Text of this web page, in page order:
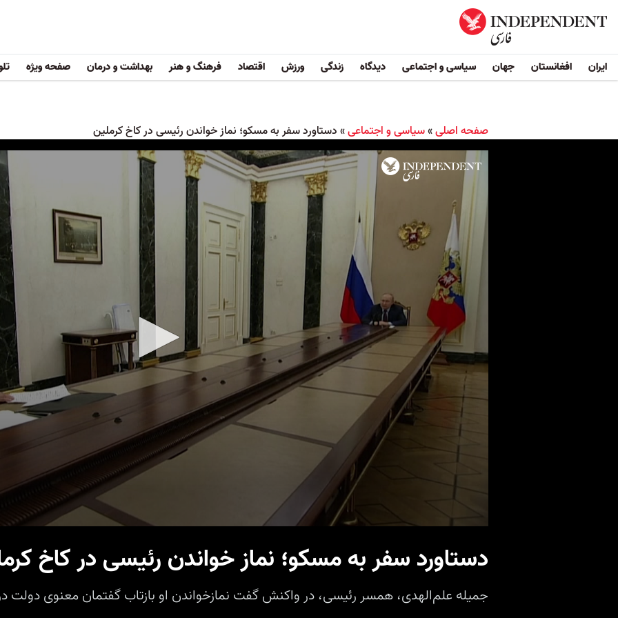
ایران افغانستان جهان سیاسی و اجتماعی دیدگاه زندگی ورزش اقتصاد فرهنگ و هنر بهداشت و درمان صفحه ویژه
صفحه اصلی»سیاسی و اجتماعی»دستاورد سفر به مسکو؛ نماز خواندن رئیسی در کاخ کرملین
دستاورد سفر به مسکو؛ نماز خواندن رئیسی در کاخ
جمیله علم‌الهدی، همسر رئیسی، در واکنش گفت نمازخواندن او بازتاب گفتمان معنوی